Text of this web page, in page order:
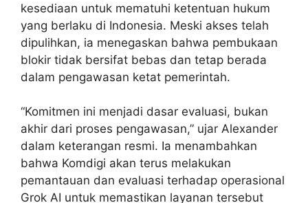
kesediaan untuk mematuhi ketentuan hukum
yang berlaku di Indonesia. Meski akses telah
dipulihkan, ia menegaskan bahwa pembukaan
blokir tidak bersifat bebas dan tetap berada
dalam pengawasan ketat pemerintah.
“Komitmen ini menjadi dasar evaluasi, bukan
akhir dari proses pengawasan,” ujar Alexander
dalam keterangan resmi. Ia menambahkan
bahwa Komdigi akan terus melakukan
pemantauan dan evaluasi terhadap operasional
Grok AI untuk memastikan layanan tersebut